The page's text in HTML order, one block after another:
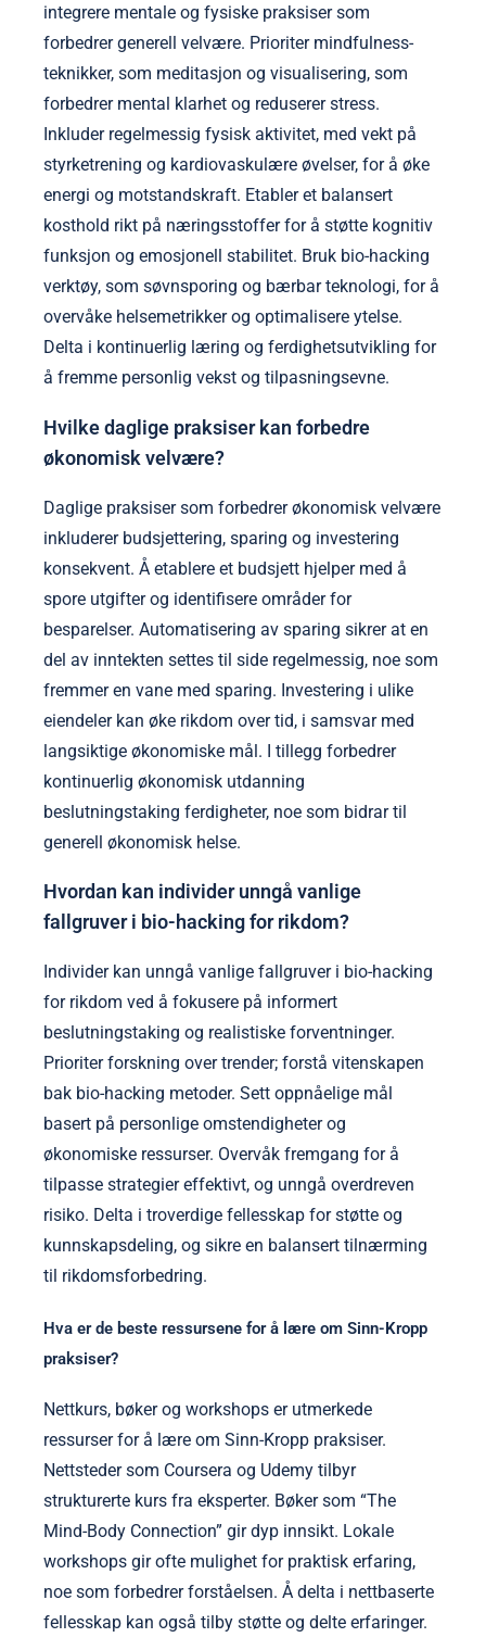
integrere mentale og fysiske praksiser som
forbedrer generell velvære. Prioriter mindfulness-
teknikker, som meditasjon og visualisering, som
forbedrer mental klarhet og reduserer stress.
Inkluder regelmessig fysisk aktivitet, med vekt på
styrketrening og kardiovaskulære øvelser, for å øke
energi og motstandskraft. Etabler et balansert
kosthold rikt på næringsstoffer for å støtte kognitiv
funksjon og emosjonell stabilitet. Bruk bio-hacking
verktøy, som søvnsporing og bærbar teknologi, for å
overvåke helsemetrikker og optimalisere ytelse.
Delta i kontinuerlig læring og ferdighetsutvikling for
å fremme personlig vekst og tilpasningsevne.
Hvilke daglige praksiser kan forbedre
økonomisk velvære?
Daglige praksiser som forbedrer økonomisk velvære
inkluderer budsjettering, sparing og investering
konsekvent. Å etablere et budsjett hjelper med å
spore utgifter og identifisere områder for
besparelser. Automatisering av sparing sikrer at en
del av inntekten settes til side regelmessig, noe som
fremmer en vane med sparing. Investering i ulike
eiendeler kan øke rikdom over tid, i samsvar med
langsiktige økonomiske mål. I tillegg forbedrer
kontinuerlig økonomisk utdanning
beslutningstaking ferdigheter, noe som bidrar til
generell økonomisk helse.
Hvordan kan individer unngå vanlige
fallgruver i bio-hacking for rikdom?
Individer kan unngå vanlige fallgruver i bio-hacking
for rikdom ved å fokusere på informert
beslutningstaking og realistiske forventninger.
Prioriter forskning over trender; forstå vitenskapen
bak bio-hacking metoder. Sett oppnåelige mål
basert på personlige omstendigheter og
økonomiske ressurser. Overvåk fremgang for å
tilpasse strategier effektivt, og unngå overdreven
risiko. Delta i troverdige fellesskap for støtte og
kunnskapsdeling, og sikre en balansert tilnærming
til rikdomsforbedring.
Hva er de beste ressursene for å lære om Sinn-Kropp
praksiser?
Nettkurs, bøker og workshops er utmerkede
ressurser for å lære om Sinn-Kropp praksiser.
Nettsteder som Coursera og Udemy tilbyr
strukturerte kurs fra eksperter. Bøker som “The
Mind-Body Connection” gir dyp innsikt. Lokale
workshops gir ofte mulighet for praktisk erfaring,
noe som forbedrer forståelsen. Å delta i nettbaserte
fellesskap kan også tilby støtte og delte erfaringer.